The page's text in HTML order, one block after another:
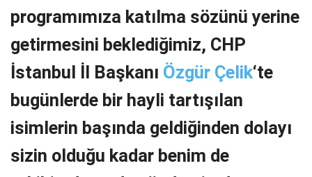
programımıza katılma sözünü yerine
getirmesini beklediğimiz, CHP
İstanbul İl Başkanı Özgür Çelik‘te
bugünlerde bir hayli tartışılan
isimlerin başında geldiğinden dolayı
sizin olduğu kadar benim de